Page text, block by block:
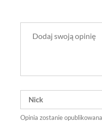
Opinia zostanie